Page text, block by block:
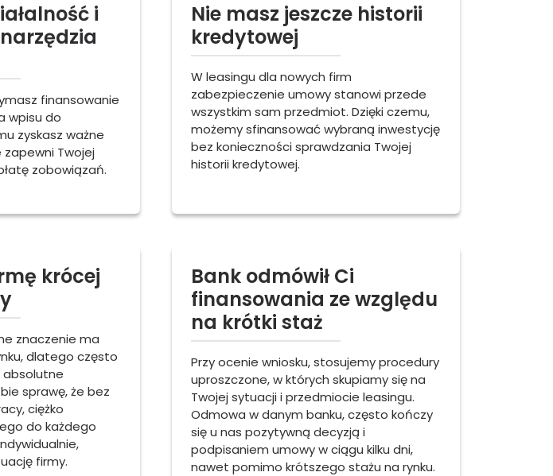
i
finansowanie
wpisu do
zyskasz ważne
Twojej
zobowiązań.
Nie masz jeszcze historii
kredytowej
W leasingu dla nowych firm
zabezpieczenie umowy stanowi przede
wszystkim sam przedmiot. Dzięki czemu,
możemy sfinansować wybraną inwestycję
bez konieczności sprawdzania Twojej
historii kredytowej.
krócej
znaczenie ma
dlatego często
absolutne
sprawę, że bez
ciężko
do każdego
firmy.
Bank odmówił Ci
finansowania ze względu
na krótki staż
Przy ocenie wniosku, stosujemy procedury
uproszczone, w których skupiamy się na
Twojej sytuacji i przedmiocie leasingu.
Odmowa w danym banku, często kończy
się u nas pozytywną decyzją i
podpisaniem umowy w ciągu kilku dni,
nawet pomimo krótszego stażu na rynku.